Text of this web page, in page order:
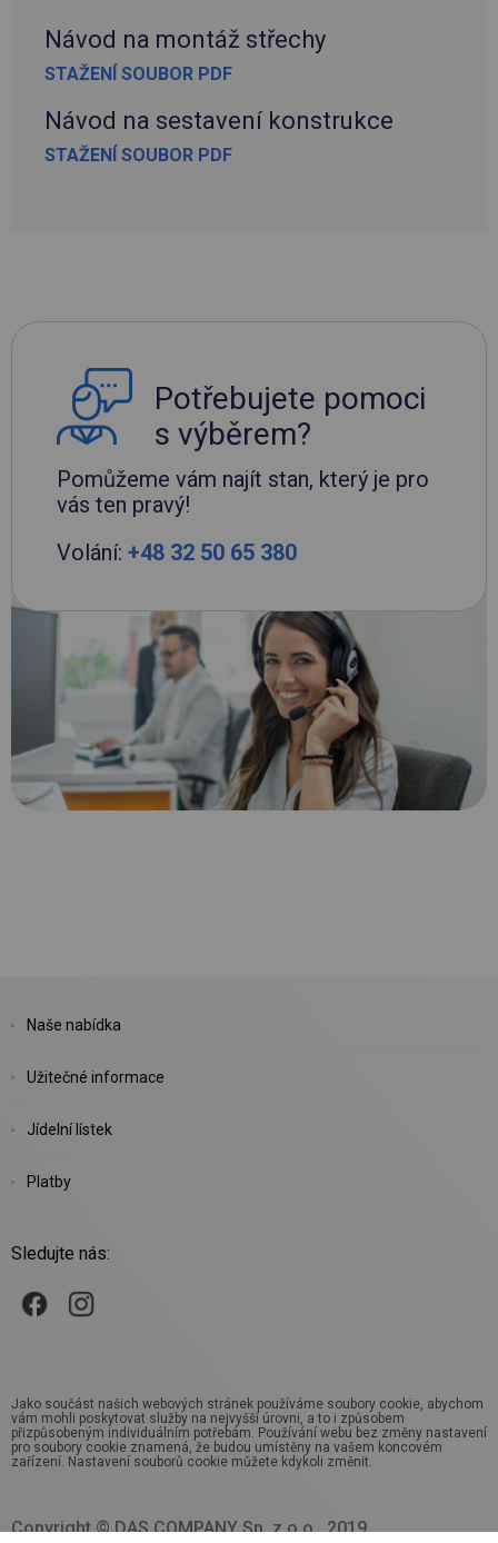
Návod na montáž střechy
STAŽENÍ SOUBOR PDF
Návod na sestavení konstrukce
STAŽENÍ SOUBOR PDF
Potřebujete pomoci
s výběrem?
Pomůžeme vám najít stan, který je pro
vás ten pravý!
Volání: +48 32 50 65 380
Naše nabídka
Užitečné informace
Jídelní lístek
Platby
Sledujte nás:
Jako součást našich webových stránek používáme soubory cookie, abychom
vám mohli poskytovat služby na nejvyšší úrovni, a to i způsobem
přizpůsobeným individuálním potřebám. Používání webu bez změny nastavení
pro soubory cookie znamená, že budou umístěny na vašem koncovém
zařízení. Nastavení souborů cookie můžete kdykoli změnit.
Copyright © DAS COMPANY Sp. z o.o., 2019.